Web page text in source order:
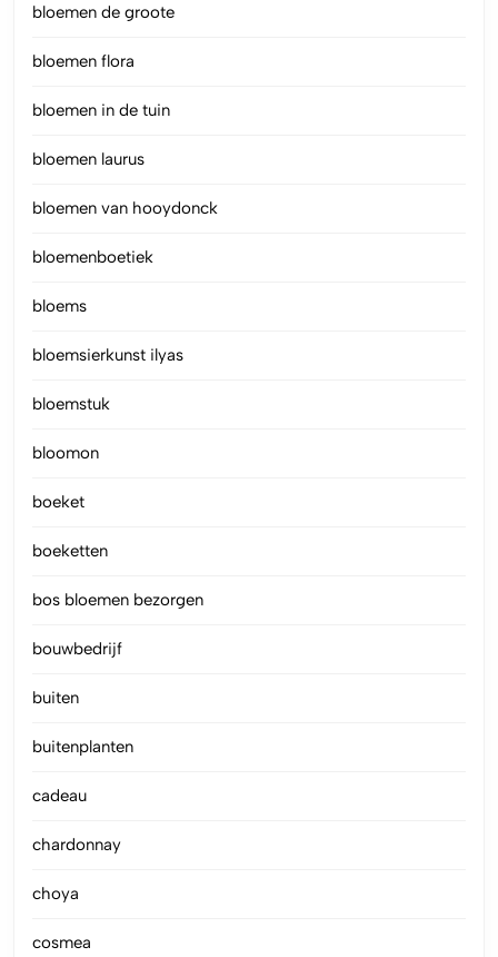
bloemen de groote
bloemen flora
bloemen in de tuin
bloemen laurus
bloemen van hooydonck
bloemenboetiek
bloems
bloemsierkunst ilyas
bloemstuk
bloomon
boeket
boeketten
bos bloemen bezorgen
bouwbedrijf
buiten
buitenplanten
cadeau
chardonnay
choya
cosmea